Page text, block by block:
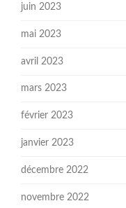
juin 2023
mai 2023
avril 2023
mars 2023
février 2023
janvier 2023
décembre 2022
novembre 2022